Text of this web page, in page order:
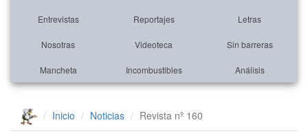
Entrevistas Reportajes Letras
Nosotras Videoteca Sin barreras
Mancheta Incombustibles Análisis
Inicio Noticias Revista nº 160